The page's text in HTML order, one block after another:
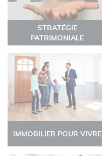
STRATÉGIE
PATRIMONIALE
IMMOBILIER POUR VIVRE